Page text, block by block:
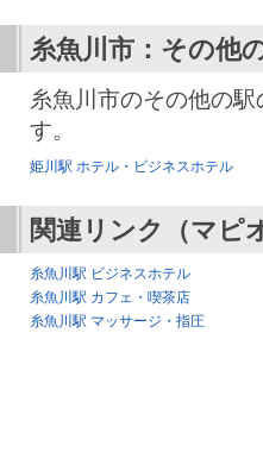
糸魚川市：その他
糸魚川市のその他の
す。
姫川駅 ホテル・ビジネスホテル
関連リンク（マピ
糸魚川駅 ビジネスホテル
糸魚川駅 カフェ・喫茶店
糸魚川駅 マッサージ・指圧